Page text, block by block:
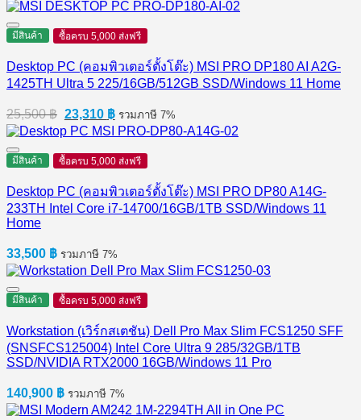
มีสินค้า ซื้อครบ 5,000 ส่งฟรี
Desktop PC (คอมพิวเตอร์ตั้งโต๊ะ) MSI PRO DP180 AI A2G-
1425TH Ultra 5 225/16GB/512GB SSD/Windows 11 Home
25,500฿ Original
price
was:
25,500 ฿.
23,310 ฿Current
price
is:
23,310 ฿.
รวมภาษี 7%
มีสินค้า ซื้อครบ 5,000 ส่งฟรี
Desktop PC (คอมพิวเตอร์ตั้งโต๊ะ) MSI PRO DP80 A14G-
233TH Intel Core i7-14700/16GB/1TB SSD/Windows 11
Home
33,500 ฿ รวมภาษี 7%
มีสินค้า ซื้อครบ 5,000 ส่งฟรี
Workstation (เวิร์กสเตชัน) Dell Pro Max Slim FCS1250 SFF
(SNSFCS125004) Intel Core Ultra 9 285/32GB/1TB
SSD/NVIDIA RTX2000 16GB/Windows 11 Pro
140,900 ฿ รวมภาษี 7%